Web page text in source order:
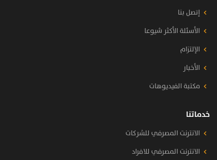
إتصل بنا
الأسئلة الأكثر شيوعا
الإلتزام
الأخبار
مكتبة الفيديوهات
خدماتنا
الانترنت المصرفي للشركات
الانترنت المصرفي للافراد